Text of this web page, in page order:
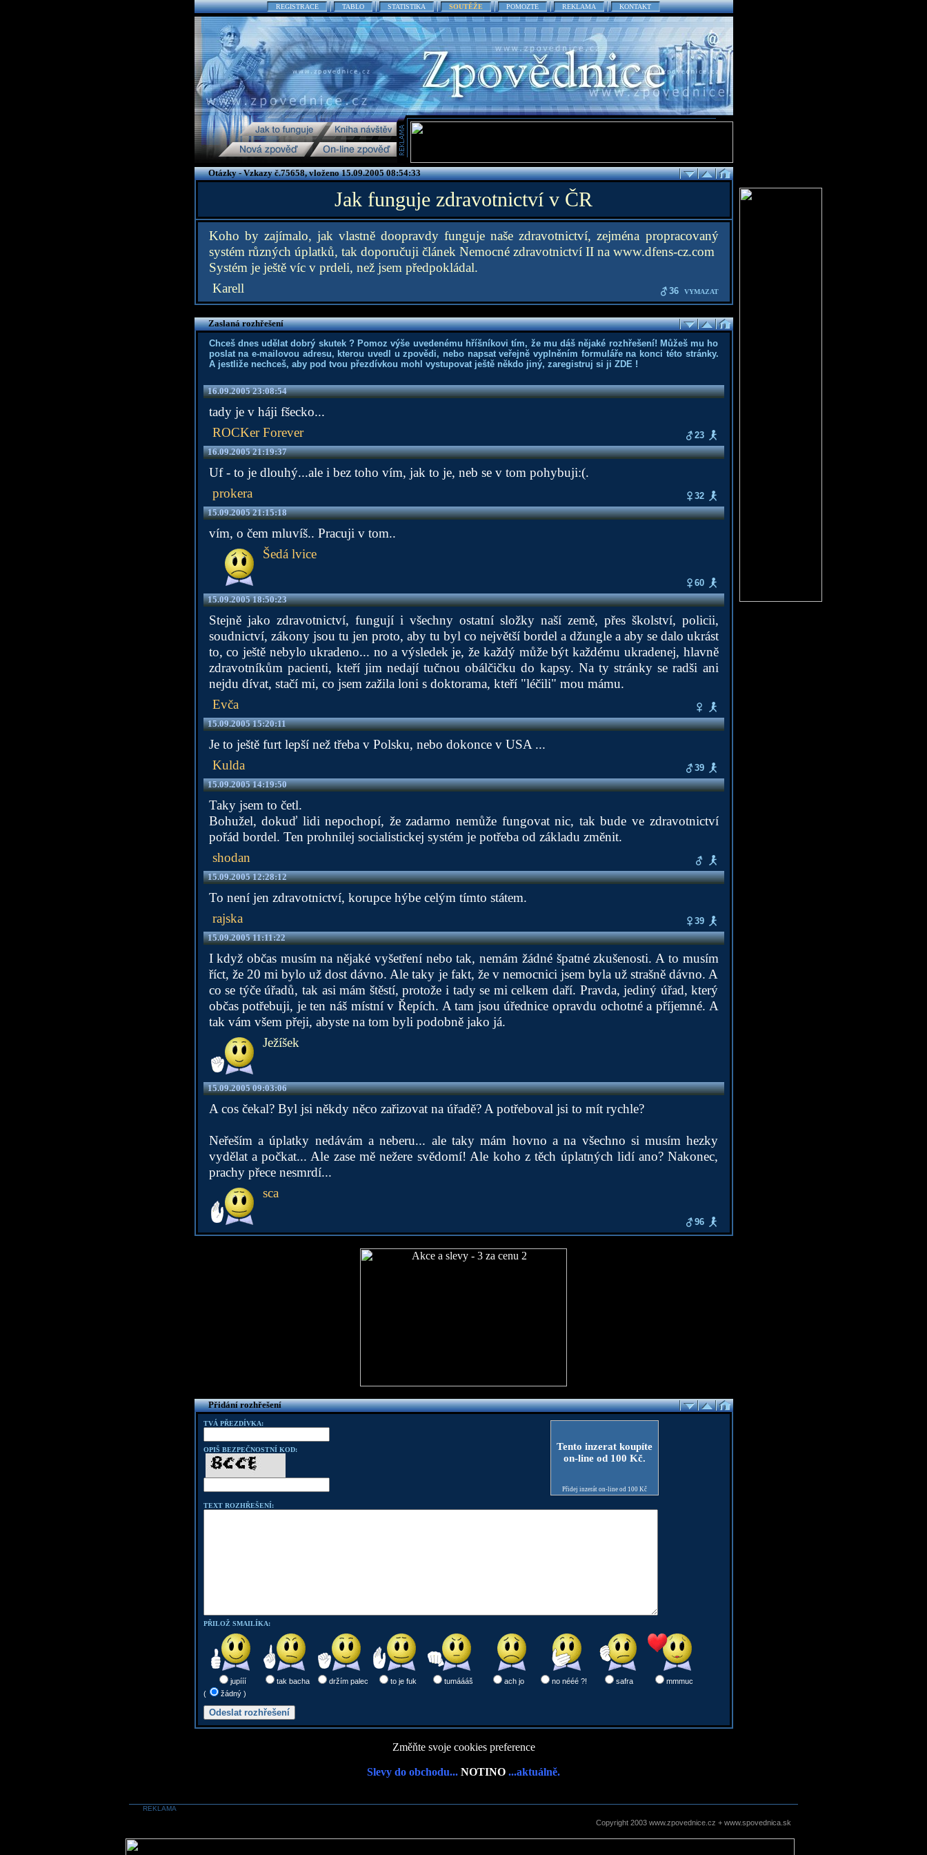
REGISTRACE TABLO STATISTIKA SOUTĚŽE POMOZTE REKLAMA KONTAKT
Otázky - Vzkazy č.75658, vloženo 15.09.2005 08:54:33
Jak funguje zdravotnictví v ČR
Koho by zajímalo, jak vlastně doopravdy funguje naše zdravotnictví, zejména propracovaný
systém různých úplatků, tak doporučuji článek Nemocné zdravotnictví II na www.dfens-cz.com
Systém je ještě víc v prdeli, než jsem předpokládal.
Karell
36 VYMAZAT
Zaslaná rozhřešení
Chceš dnes udělat dobrý skutek ? Pomoz výše uvedenému hříšníkovi tím, že mu dáš nějaké rozhřešení! Můžeš mu ho
poslat na e-mailovou adresu, kterou uvedl u zpovědi, nebo napsat veřejně vyplněním formuláře na konci této stránky.
A jestliže nechceš, aby pod tvou přezdívkou mohl vystupovat ještě někdo jiný, zaregistruj si ji ZDE!
16.09.2005 23:08:54
tady je v háji fšecko...
ROCKer Forever
23
16.09.2005 21:19:37
Uf - to je dlouhý...ale i bez toho vím, jak to je, neb se v tom pohybuji:(.
prokera
32
15.09.2005 21:15:18
vím, o čem mluvíš.. Pracuji v tom..
Šedá lvice
60
15.09.2005 18:50:23
Stejně jako zdravotnictví, fungují i všechny ostatní složky naší země, přes školství, policii,
soudnictví, zákony jsou tu jen proto, aby tu byl co největší bordel a džungle a aby se dalo ukrást
to, co ještě nebylo ukradeno... no a výsledek je, že každý může být každému ukradenej, hlavně
zdravotníkům pacienti, kteří jim nedají tučnou obálčičku do kapsy. Na ty stránky se radši ani
nejdu dívat, stačí mi, co jsem zažila loni s doktorama, kteří "léčili" mou mámu.
Evča
15.09.2005 15:20:11
Je to ještě furt lepší než třeba v Polsku, nebo dokonce v USA ...
Kulda
39
15.09.2005 14:19:50
Taky jsem to četl.
Bohužel, dokuď lidi nepochopí, že zadarmo nemůže fungovat nic, tak bude ve zdravotnictví
pořád bordel. Ten prohnilej socialistickej systém je potřeba od základu změnit.
shodan
15.09.2005 12:28:12
To není jen zdravotnictví, korupce hýbe celým tímto státem.
rajska
39
15.09.2005 11:11:22
I když občas musím na nějaké vyšetření nebo tak, nemám žádné špatné zkušenosti. A to musím
říct, že 20 mi bylo už dost dávno. Ale taky je fakt, že v nemocnici jsem byla už strašně dávno. A
co se týče úřadů, tak asi mám štěstí, protože i tady se mi celkem daří. Pravda, jediný úřad, který
občas potřebuji, je ten náš místní v Řepích. A tam jsou úřednice opravdu ochotné a příjemné. A
tak vám všem přeji, abyste na tom byli podobně jako já.
Ježíšek
15.09.2005 09:03:06
A cos čekal? Byl jsi někdy něco zařizovat na úřadě? A potřeboval jsi to mít rychle?
Neřeším a úplatky nedávám a neberu... ale taky mám hovno a na všechno si musím hezky
vydělat a počkat... Ale zase mě nežere svědomí! Ale koho z těch úplatných lidí ano? Nakonec,
prachy přece nesmrdí...
sca
96
Přidání rozhřešení
TVÁ PŘEZDÍVKA:
OPIŠ BEZPEČNOSTNÍ KOD:
Tento inzerat koupíte
on-line od 100 Kč.
Přidej inzerát on-line od 100 Kč
TEXT ROZHŘEŠENÍ:
PŘILOŽ SMAILÍKA:
jupííí tak bacha držím palec to je fuk tumáááš ach jo no nééé ?! safra
mmmuc
(
žádný )
Změňte svoje cookies preference
Slevy do obchodu... NOTINO ...aktuálně.
REKLAMA
Copyright 2003 www.zpovednice.cz + www.spovednica.sk